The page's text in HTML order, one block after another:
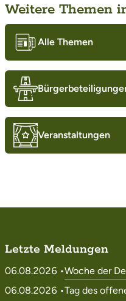
Weitere Themen
Alle Themen
Veranstaltungen
Letzte Meldungen
06.08.2026 •Woche der
06.08.2026 •Tag des